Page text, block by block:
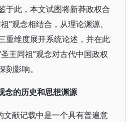
于此，本文试图将新莽政权合
”观念相结合，从理论渊源、
重维度展开系统论述，并在此
王同祖”观念对古代中国政权
影响。
念的历史和思想渊源
文献记载中是一个具有普遍意